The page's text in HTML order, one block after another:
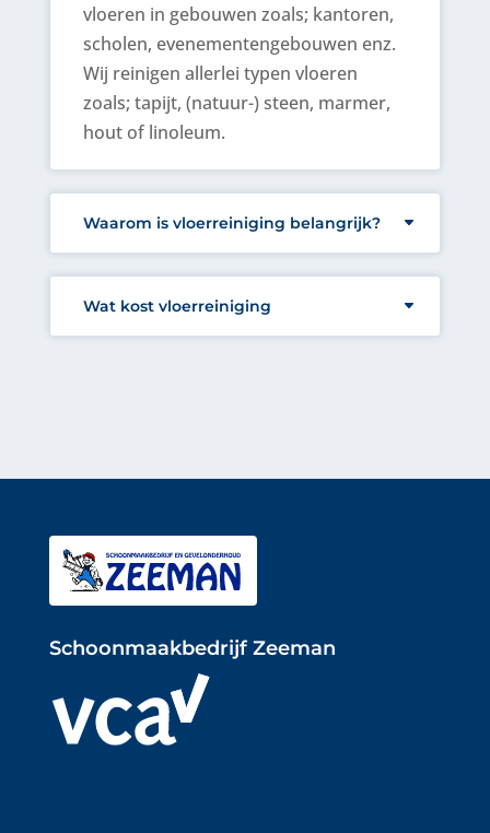
vloeren in gebouwen zoals; kantoren,
scholen, evenementengebouwen enz.
Wij reinigen allerlei typen vloeren
zoals; tapijt, (natuur-) steen, marmer,
hout of linoleum.
Waarom is vloerreiniging belangrijk?
Wat kost vloerreiniging
Schoonmaakbedrijf Zeeman